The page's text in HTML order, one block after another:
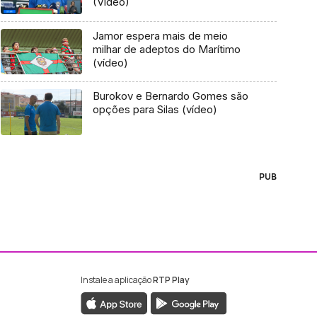
Jamor espera mais de meio
milhar de adeptos do Marítimo
(vídeo)
Burokov e Bernardo Gomes são
opções para Silas (vídeo)
PUB
da RTP Madeira
da RTP Madeira
Instale a aplicaçãoRTP Play